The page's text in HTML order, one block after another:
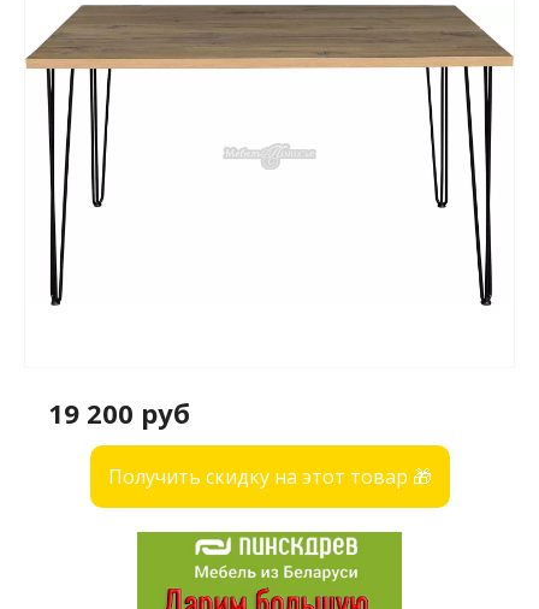
19 200 руб
Получить скидку на этот товар 🎁